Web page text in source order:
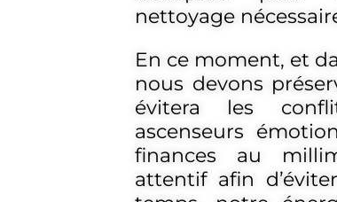
nettoyage
En ce moment, et
nous devons
évitera les
ascenseurs
finances au
attentif afin